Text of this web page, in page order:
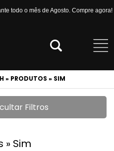
todo o mês de Agosto. Compre agora!
» PRODUTOS » SIM
Filtros
» Sim